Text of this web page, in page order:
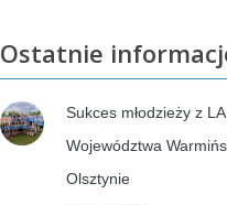
Ostatnie
Sukces młodzieży z
Województwa
Olsztynie